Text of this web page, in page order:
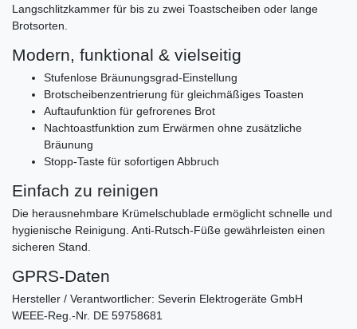
Langschlitzkammer für bis zu zwei Toastscheiben oder lange
Brotsorten.
Modern, funktional & vielseitig
Stufenlose Bräunungsgrad-Einstellung
Brotscheibenzentrierung für gleichmäßiges Toasten
Auftaufunktion für gefrorenes Brot
Nachtoastfunktion zum Erwärmen ohne zusätzliche
Bräunung
Stopp-Taste für sofortigen Abbruch
Einfach zu reinigen
Die herausnehmbare Krümelschublade ermöglicht schnelle und
hygienische Reinigung. Anti-Rutsch-Füße gewährleisten einen
sicheren Stand.
GPRS-Daten
Hersteller / Verantwortlicher: Severin Elektrogeräte GmbH
WEEE-Reg.-Nr. DE 59758681